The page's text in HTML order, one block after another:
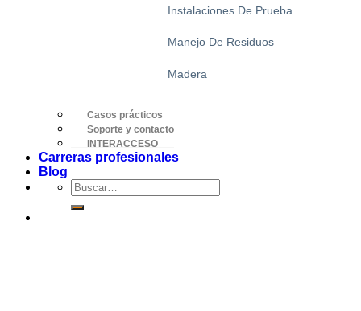
Instalaciones De Prueba
Manejo De Residuos
Madera
Casos prácticos
Soporte y contacto
INTERACCESO
Carreras profesionales
Blog